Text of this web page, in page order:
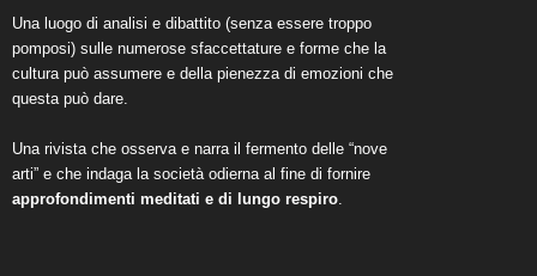
Una luogo di analisi e dibattito (senza essere troppo
pomposi) sulle numerose sfaccettature e forme che la
cultura può assumere e della pienezza di emozioni che
questa può dare.
Una rivista che osserva e narra il fermento delle “nove
arti” e che indaga la società odierna al fine di fornire
approfondimenti meditati e di lungo respiro